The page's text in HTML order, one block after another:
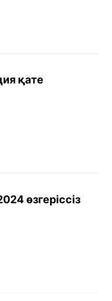
қате
өзгеріссіз